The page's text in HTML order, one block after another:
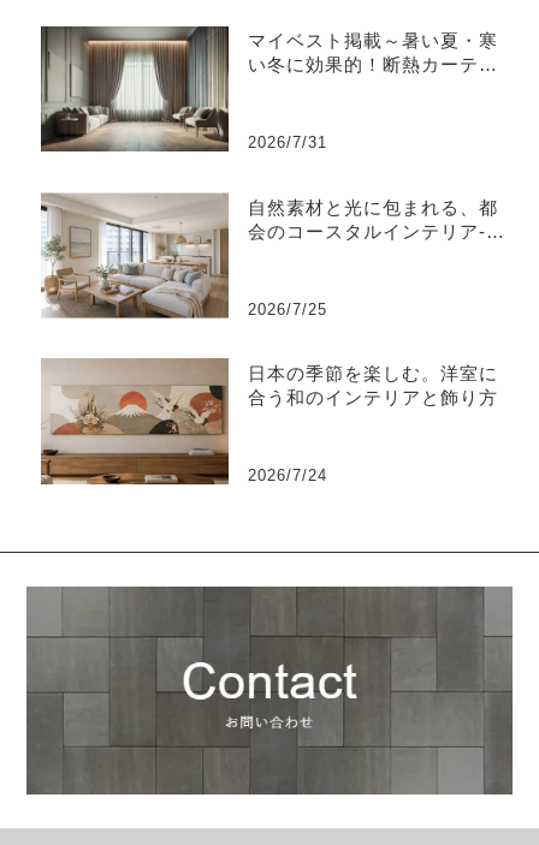
マイベスト掲載～暑い夏・寒
い冬に効果的！断熱カーテン
2026/7/31
自然素材と光に包まれる、都
会のコースタルインテリア-江
2026/7/25
日本の季節を楽しむ。洋室に
合う和のインテリアと飾り方
2026/7/24